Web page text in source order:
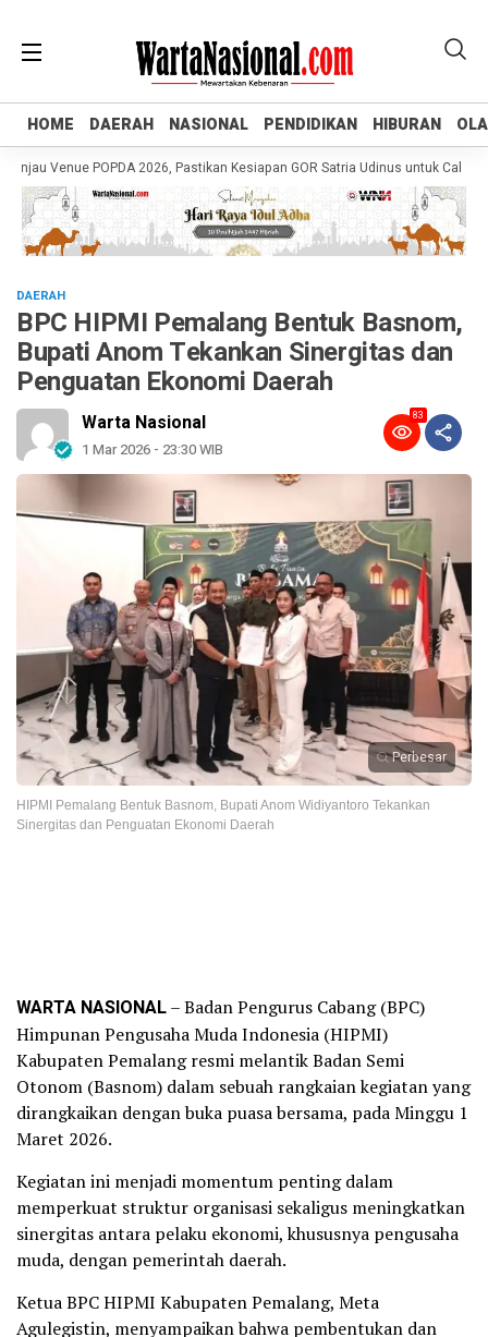
HOME DAERAH NASIONAL PENDIDIKAN HIBURAN
HOME DAERAH NASIONAL PENDIDIKAN HIBURAN
Venue POPDA 2026, Pastikan Kesiapan GOR Satria Udinus untuk Cabor Tenis
DAERAH
BPC HIPMI Pemalang Bentuk Basnom,
Bupati Anom Tekankan Sinergitas dan
Penguatan Ekonomi Daerah
Warta Nasional
1 Mar 2026 - 23:30 WIB
83
Perbesar
HIPMI Pemalang Bentuk Basnom, Bupati Anom Widiyantoro Tekankan
Sinergitas dan Penguatan Ekonomi Daerah
WARTA NASIONAL– Badan Pengurus Cabang (BPC)
Himpunan Pengusaha Muda Indonesia (HIPMI)
Kabupaten Pemalang resmi melantik Badan Semi
Otonom (Basnom) dalam sebuah rangkaian kegiatan yang
dirangkaikan dengan buka puasa bersama, pada Minggu 1
Maret 2026.
Kegiatan ini menjadi momentum penting dalam
memperkuat struktur organisasi sekaligus meningkatkan
sinergitas antara pelaku ekonomi, khususnya pengusaha
muda, dengan pemerintah daerah.
Ketua BPC HIPMI Kabupaten Pemalang, Meta
Agulegistin, menyampaikan bahwa pembentukan dan